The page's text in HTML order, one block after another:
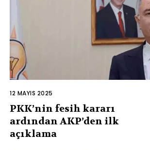
12 MAYIS 2025
PKK’nin fesih kararı
ardından AKP’den ilk
açıklama